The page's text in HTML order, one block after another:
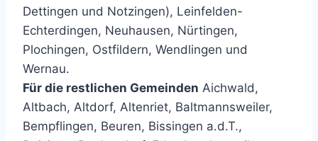
Dettingen und Notzingen), Leinfelden-
Echterdingen, Neuhausen, Nürtingen,
Plochingen, Ostfildern, Wendlingen und
Wernau.
Für die restlichen Gemeinden Aichwald,
Altbach, Altdorf, Altenriet, Baltmannsweiler,
Bempflingen, Beuren, Bissingen a.d.T.,